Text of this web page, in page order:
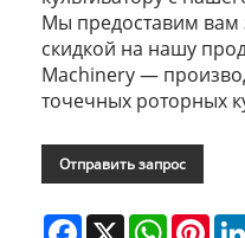
Мы предоставим вам
скидкой на нашу
Machinery —
точечных роторных
Отправить запрос
Facebook
X WhatsApp